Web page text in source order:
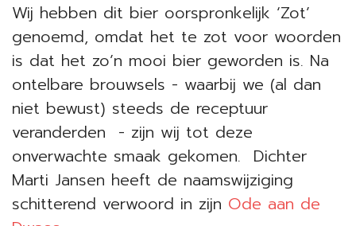
Wij hebben dit bier oorspronkelijk ‘Zot’
genoemd, omdat het te zot voor woorden
is dat het zo’n mooi bier geworden is. Na
ontelbare brouwsels - waarbij we (al dan
niet bewust) steeds de receptuur
veranderden - zijn wij tot deze
onverwachte smaak gekomen. Dichter
Marti Jansen heeft de naamswijziging
schitterend verwoord in zijn Ode aan de